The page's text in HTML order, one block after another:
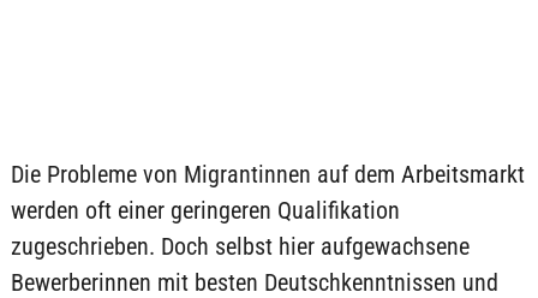
Die Probleme von Migrantinnen auf dem Arbeitsmarkt
werden oft einer geringeren Qualifikation
zugeschrieben. Doch selbst hier aufgewachsene
Bewerberinnen mit besten Deutschkenntnissen und